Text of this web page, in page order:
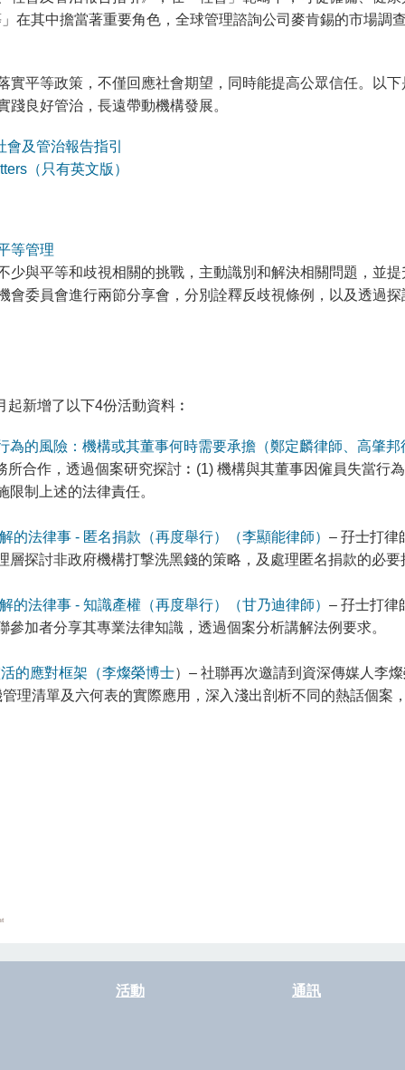
在其中擔當著重要角色，全球管理諮詢公司麥肯錫的市場調
實平等政策，不僅回應社會期望，同時能提高公眾信任。以
踐良好管治，長遠帶動機構發展。
及管治報告指引
（只有英文版）
等管理
少與平等和歧視相關的挑戰，主動識別和解決相關問題，並
會委員會進行兩節分享會，分別詮釋反歧視條例，以及透過
新增了以下4份活動資料︰
為的風險：機構或其董事何時需要承擔（鄭定麟律師、高肇邦
所合作，透過個案研究探討︰(1) 機構與其董事因僱員失當行
限制上述的法律責任。
的法律事 - 匿名捐款（再度舉行）（李顯能律師） – 孖士打律
層探討非政府機構打撃洗黑錢的策略，及處理匿名捐款的必要
的法律事 - 知識產權（再度舉行）（甘乃迪律師） – 孖士打律
參加者分享其專業法律知識，透過個案分析講解法例要求。
的應對框架（李燦榮博士）– 社聯再次邀請到資深傳媒人李
管理清單及六何表的實際應用，深入淺出剖析不同的熱話個案
活動 通訊